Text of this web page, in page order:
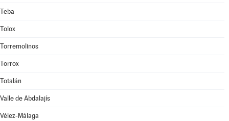
Teba
Tolox
Torremolinos
Torrox
Totalán
Valle de Abdalajís
Vélez-Málaga